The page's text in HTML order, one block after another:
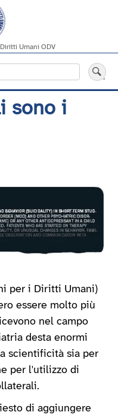
Umani ODV
sono i
per i Diritti Umani)
essere molto più
nel campo
desta enormi
scientificità sia per
per l'utilizzo di
di aggiungere